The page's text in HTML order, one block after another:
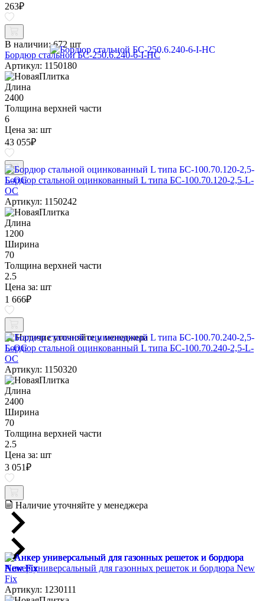
263₽
В наличии: 672 шт
Бордюр стальной БС-250.6.240-6-I-НС
Артикул: 1150180
Длина
2400
Толщина верхней части
6
Цена за: шт
43 055₽
Бордюр стальной оцинкованный L типа БС-100.70.120-2,5-L-
ОС
Артикул: 1150242
Длина
1200
Ширина
70
Толщина верхней части
2.5
Цена за: шт
1 666₽
Наличие уточняйте у менеджера
Бордюр стальной оцинкованный L типа БС-100.70.240-2,5-L-
ОС
Артикул: 1150320
Длина
2400
Ширина
70
Толщина верхней части
2.5
Цена за: шт
3 051₽
Наличие уточняйте у менеджера
Анкер универсальный для газонных решеток и бордюра New
Fix
Артикул: 1230111